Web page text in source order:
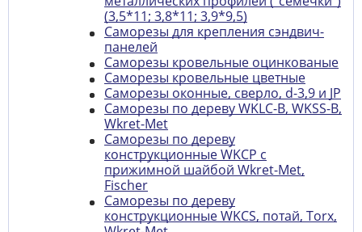
(3,5*11; 3,8*11; 3,9*9,5)
Саморезы для крепления сэндвич-
панелей
Саморезы кровельные оцинкованые
Саморезы кровельные цветные
Саморезы оконные, сверло, d-3,9 и JP
Саморезы по дереву WKLC-B, WKSS-B,
Wkret-Met
Саморезы по дереву
конструкционные WKCP с
прижимной шайбой Wkret-Met,
Fischer
Саморезы по дереву
конструкционные WKCS, потай, Torx,